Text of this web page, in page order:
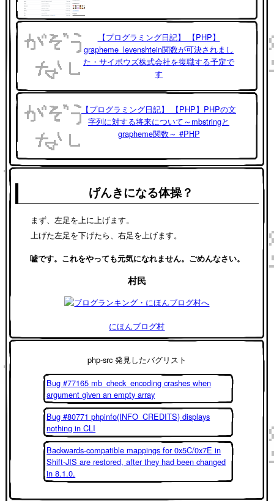
【プログラミング日記】 【PHP】
grapheme_levenshtein関数が可決されまし
た・サイボウズ株式会社を復職する予定で
す
【プログラミング日記】 【PHP】PHPの文
字列に対する将来について～mbstringと
grapheme関数～ #PHP
げんきになる体操？
まず、左足を上に上げます。
上げた左足を下げたら、右足を上げます。
嘘です。これをやっても元気になれません。ごめんなさい。
村民
にほんブログ村
php-src 発見したバグリスト
Bug #77165 mb_check_encoding crashes when
argument given an empty array
Bug #80771 phpinfo(INFO_CREDITS) displays
nothing in CLI
Backwards-compatible mappings for 0x5C/0x7E in
Shift-JIS are restored, after they had been changed
in 8.1.0.